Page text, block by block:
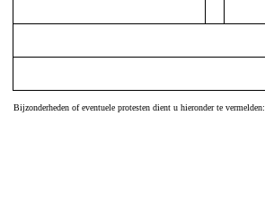
Bijzonderheden of eventuele protesten dient u hieronder te vermelden: